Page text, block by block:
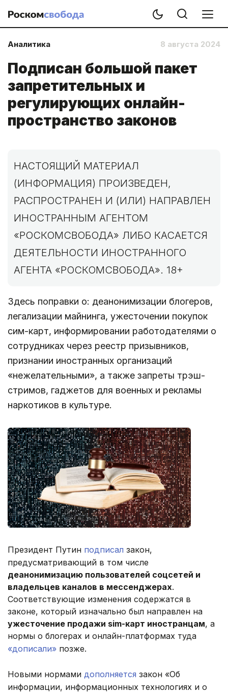
Аналитика 8 августа 2024
Подписан большой пакет
запретительных и
регулирующих онлайн-
пространство законов
НАСТОЯЩИЙ МАТЕРИАЛ
(ИНФОРМАЦИЯ) ПРОИЗВЕДЕН,
РАСПРОСТРАНЕН И (ИЛИ) НАПРАВЛЕН
ИНОСТРАННЫМ АГЕНТОМ
«РОСКОМСВОБОДА» ЛИБО КАСАЕТСЯ
ДЕЯТЕЛЬНОСТИ ИНОСТРАННОГО
АГЕНТА «РОСКОМСВОБОДА». 18+
Здесь поправки о: деанонимизации блогеров,
легализации майнинга, ужесточении покупок
сим-карт, информировании работодателями о
сотрудниках через реестр призывников,
признании иностранных организаций
«нежелательными», а также запреты трэш-
стримов, гаджетов для военных и рекламы
наркотиков в культуре.
Президент Путин подписал закон,
предусматривающий в том числе
деанонимизацию пользователей соцсетей и
владельцев каналов в мессенджерах.
Соответствующие изменения содержатся в
законе, который изначально был направлен на
ужесточение продажи sim-карт иностранцам, а
нормы о блогерах и онлайн-платформах туда
«дописали» позже.
Новыми нормами дополняется закон «Об
информации, информационных технологиях и о